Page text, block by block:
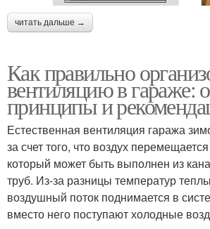
читать дальше →
Как правильно
вентиляцию в гараже:
принципы и
Естественная вентиляция гаража
за счет того, что воздух
который может быть выполнен из
труб. Из-за разницы температур
воздушный поток поднимается в
вместо него поступают холодные